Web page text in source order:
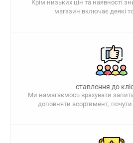
Крім низьких цін та наявності
магазин включає деякі
ставлення до
Ми намагаємось врахувати
доповняти асортимент,